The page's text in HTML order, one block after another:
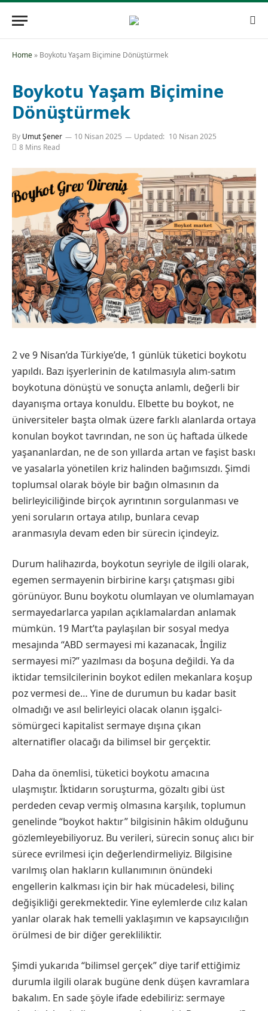
Home» Boykotu Yaşam Biçimine Dönüştürmek
Boykotu Yaşam Biçimine
Dönüştürmek
By Umut Şener 10 Nisan 2025 Updated: 10 Nisan 2025
8 Mins Read
2 ve 9 Nisan’da Türkiye’de, 1 günlük tüketici boykotu
yapıldı. Bazı işyerlerinin de katılmasıyla alım-satım
boykotuna dönüştü ve sonuçta anlamlı, değerli bir
dayanışma ortaya konuldu. Elbette bu boykot, ne
üniversiteler başta olmak üzere farklı alanlarda ortaya
konulan boykot tavrından, ne son üç haftada ülkede
yaşananlardan, ne de son yıllarda artan ve faşist baskı
ve yasalarla yönetilen kriz halinden bağımsızdı. Şimdi
toplumsal olarak böyle bir bağın olmasının da
belirleyiciliğinde birçok ayrıntının sorgulanması ve
yeni soruların ortaya atılıp, bunlara cevap
aranmasıyla devam eden bir sürecin içindeyiz.
Durum halihazırda, boykotun seyriyle de ilgili olarak,
egemen sermayenin birbirine karşı çatışması gibi
görünüyor. Bunu boykotu olumlayan ve olumlamayan
sermayedarlarca yapılan açıklamalardan anlamak
mümkün. 19 Mart’ta paylaşılan bir sosyal medya
mesajında “ABD sermayesi mi kazanacak, İngiliz
sermayesi mi?” yazılması da boşuna değildi. Ya da
iktidar temsilcilerinin boykot edilen mekanlara koşup
poz vermesi de… Yine de durumun bu kadar basit
olmadığı ve asıl belirleyici olacak olanın işgalci-
sömürgeci kapitalist sermaye dışına çıkan
alternatifler olacağı da bilimsel bir gerçektir.
Daha da önemlisi, tüketici boykotu amacına
ulaşmıştır. İktidarın soruşturma, gözaltı gibi üst
perdeden cevap vermiş olmasına karşılık, toplumun
genelinde “boykot haktır” bilgisinin hâkim olduğunu
gözlemleyebiliyoruz. Bu verileri, sürecin sonuç alıcı bir
sürece evrilmesi için değerlendirmeliyiz. Bilgisine
varılmış olan hakların kullanımının önündeki
engellerin kalkması için bir hak mücadelesi, bilinç
değişikliği gerekmektedir. Yine eylemlerde cılız kalan
yanlar olarak hak temelli yaklaşımın ve kapsayıcılığın
örülmesi de bir diğer gerekliliktir.
Şimdi yukarıda “bilimsel gerçek” diye tarif ettiğimiz
durumla ilgili olarak bugüne denk düşen kavramlara
bakalım. En sade şöyle ifade edebiliriz: sermaye